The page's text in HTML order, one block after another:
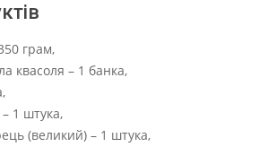
грам,
квасоля – 1 банка,
1 штука,
(великий) – 1 штука,